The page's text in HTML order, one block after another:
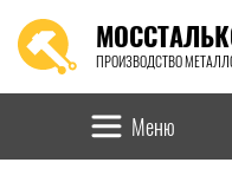
ПРОИЗВОДСТВО
Найти:
Меню